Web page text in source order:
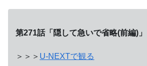
第271話「隠して急いで省略(前編)」
＞＞＞ U-NEXTで観る